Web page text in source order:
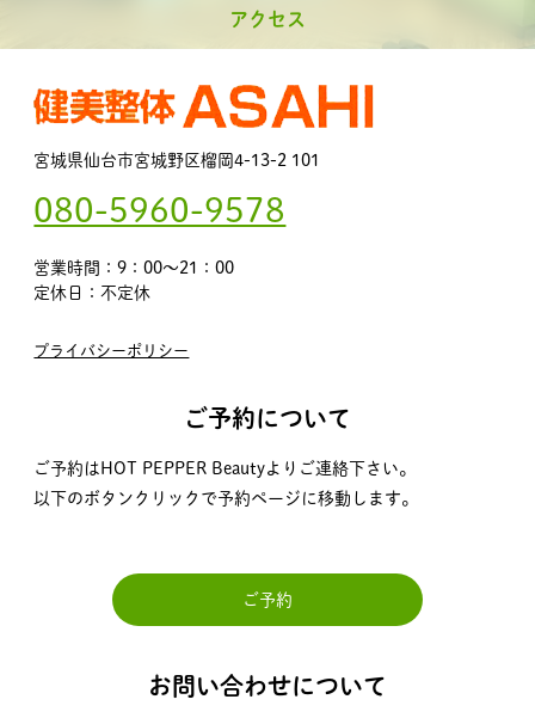
アクセス
宮城県仙台市宮城野区榴岡4-13-2 101
080-5960-9578
営業時間：9：00～21：00
定休日：不定休
プライバシーポリシー
ご予約について
ご予約はHOT PEPPER Beautyよりご連絡下さい。
以下のボタンクリックで予約ページに移動します。
ご予約
お問い合わせについて